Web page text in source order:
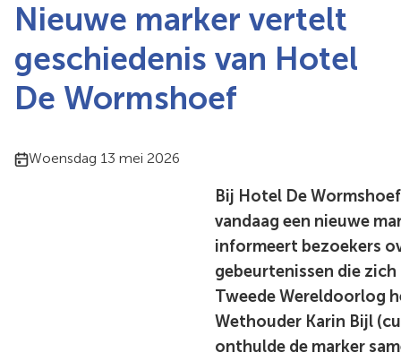
Nieuwe marker vertelt
geschiedenis van Hotel
De Wormshoef
Publicatiedatum:
Woensdag 13 mei 2026
Bij Hotel De
vandaag een nieuwe
informeert bezoekers
gebeurtenissen die
Tweede Wereldoorlog
Wethouder Karin Bijl
onthulde de marker